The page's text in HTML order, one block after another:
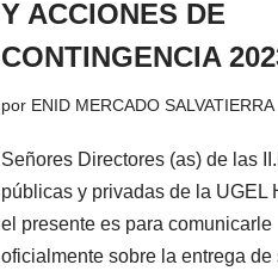
Y ACCIONES DE
CONTINGENCIA
por ENID MERCADO SALVATIERRA
Señores Directores (as) de las
públicas y privadas de la UGEL
el presente es para comunicarle
oficialmente sobre la entrega de